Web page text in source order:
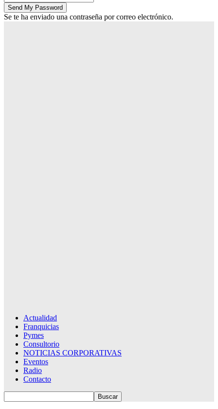
Se te ha enviado una contraseña por correo electrónico.
Actualidad
Franquicias
Pymes
Consultorio
NOTICIAS CORPORATIVAS
Eventos
Radio
Contacto